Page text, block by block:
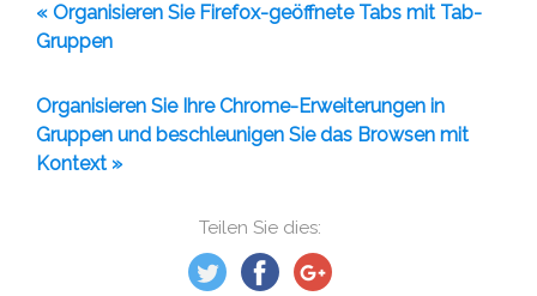
Teilen Sie dies:
« Organisieren Sie Firefox-geöffnete Tabs mit Tab-
Gruppen
Organisieren Sie Ihre Chrome-Erweiterungen in
Gruppen und beschleunigen Sie das Browsen mit
Kontext »